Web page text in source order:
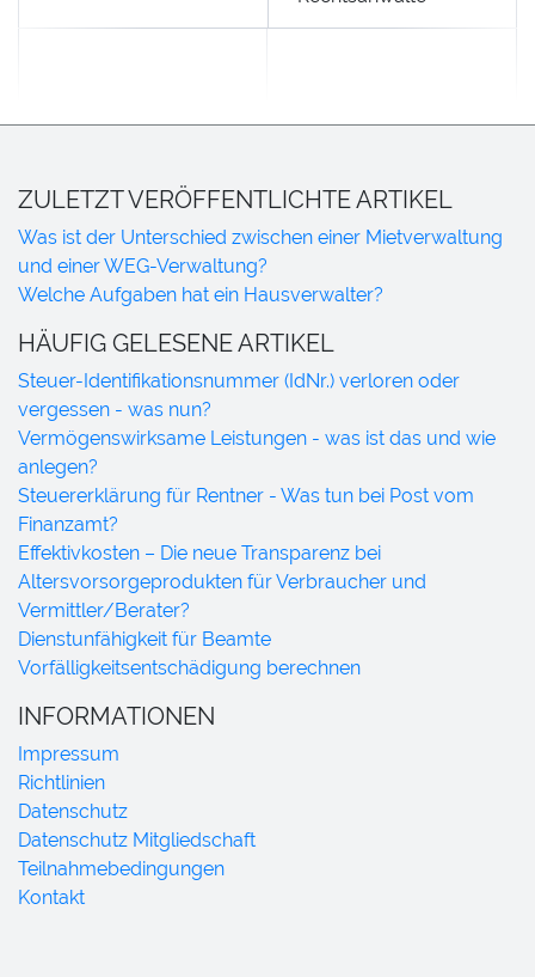
ZULETZT VERÖFFENTLICHTE ARTIKEL
Was ist der Unterschied zwischen einer Mietverwaltung
und einer WEG-Verwaltung?
Welche Aufgaben hat ein Hausverwalter?
HÄUFIG GELESENE ARTIKEL
Steuer-Identifikationsnummer (IdNr.) verloren oder
vergessen - was nun?
Vermögenswirksame Leistungen - was ist das und wie
anlegen?
Steuererklärung für Rentner - Was tun bei Post vom
Finanzamt?
Effektivkosten – Die neue Transparenz bei
Altersvorsorgeprodukten für Verbraucher und
Vermittler/Berater?
Dienstunfähigkeit für Beamte
Vorfälligkeitsentschädigung berechnen
INFORMATIONEN
Impressum
Richtlinien
Datenschutz
Datenschutz Mitgliedschaft
Teilnahmebedingungen
Kontakt